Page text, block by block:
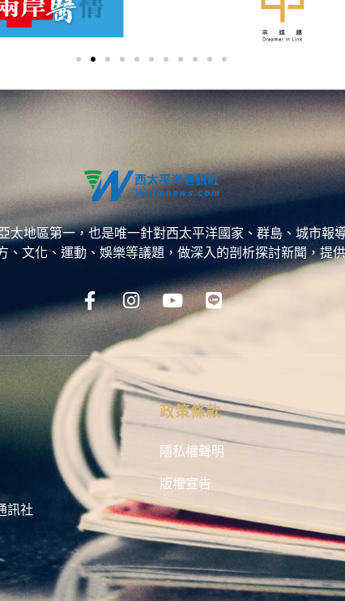
太地區第一，也是唯一針對西太平洋國家、群島、城市報
、文化、運動、娛樂等議題，做深入的剖析探討新聞，提
訊社
政策條款
隱私權聲明
版權宣告